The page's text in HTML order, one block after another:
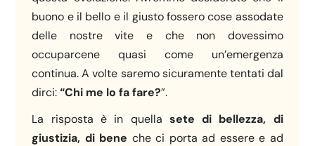
buono e il bello e il giusto fossero cose assodate
delle nostre vite e che non dovessimo
occuparcene quasi come un’emergenza
continua. A volte saremo sicuramente tentati dal
dirci:“Chi me lo fa fare?”.
La risposta è in quella sete di bellezza, di
giustizia, di bene che ci porta ad essere e ad